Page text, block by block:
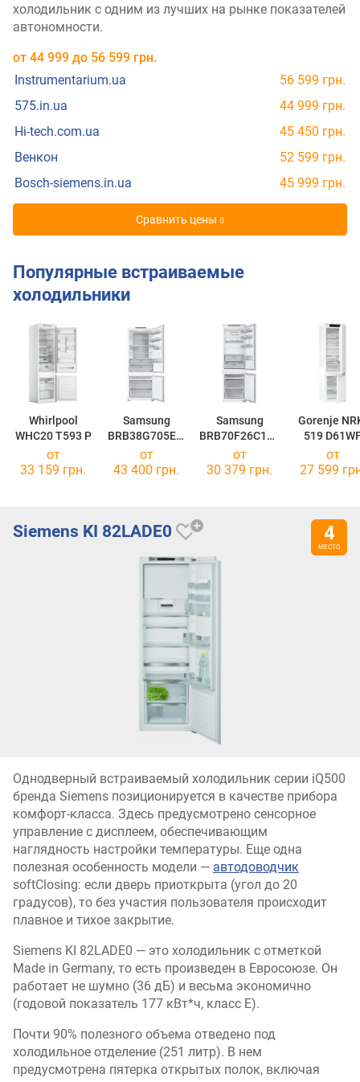
холодильник с одним из лучших на рынке показателей
автономности.
от 44 999 до 56 599 грн.
Instrumentarium.ua
56 599 грн.
575.in.ua
44 999 грн.
Hi-tech.com.ua
45 450 грн.
Венкон
52 599 грн.
Bosch-siemens.in.ua
45 999 грн.
Cравнить цены 8
Популярные встраиваемые
холодильники
Whirlpool
WHC20 T593 P
Samsung
BRB38G705EW
W
Samsung
BRB70F26C1S0
UA
Gorenje
519
от
33 159 грн.
от
43 400 грн.
от
30 379 грн.
от
27 599
Siemens KI 82LADE0
Однодверный встраиваемый холодильник серии iQ500
бренда Siemens позиционируется в качестве прибора
комфорт-класса. Здесь предусмотрено сенсорное
управление с дисплеем, обеспечивающим
наглядность настройки температуры. Еще одна
полезная особенность модели — автодоводчик
softClosing: если дверь приоткрыта (угол до 20
градусов), то без участия пользователя происходит
плавное и тихое закрытие.
Siemens KI 82LADE0 — это холодильник с отметкой
Made in Germany, то есть произведен в Евросоюзе. Он
работает не шумно (36 дБ) и весьма экономично
(годовой показатель 177 кВт*ч, класс E).
Почти 90% полезного объема отведено под
холодильное отделение (251 литр). В нем
предусмотрена пятерка открытых полок, включая